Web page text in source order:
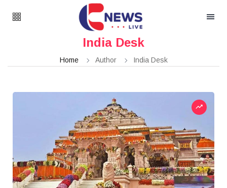
India Desk
Home Author India Desk